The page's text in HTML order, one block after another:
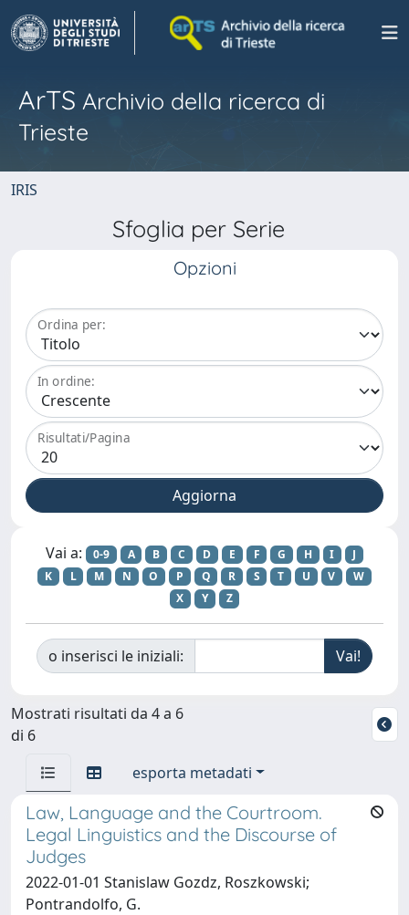
ArTS Archivio della ricerca di
Trieste
IRIS
Sfoglia per Serie
Opzioni
Ordina per:
In ordine:
Risultati/Pagina
Vai a: 0-9 A B C D E F G H I
J
K
L M N O P Q R S T U V
W
X
Y Z
o inserisci le iniziali:
Mostrati risultati da 4 a 6
di 6
esporta metadati
Law, Language and the Courtroom.
Legal Linguistics and the Discourse of
Judges
2022-01-01 Stanislaw Gozdz, Roszkowski;
Pontrandolfo, G.